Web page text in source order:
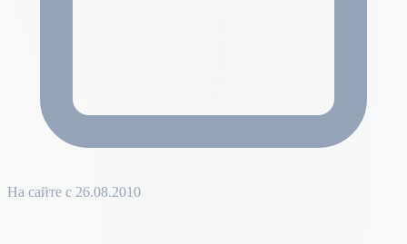
На сайте с 26.08.2010